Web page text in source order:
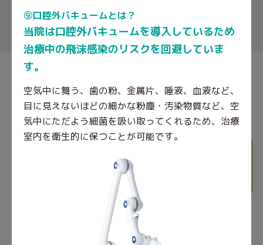
各種保険取扱 予約制
歯科
歯科口腔外科 矯正歯科 小児歯科
通いやすく、安全な環境でお待ちしています。
キッズスペース完備、バリアフリー対応
⑨口腔外バキュームとは？
当院は口腔外バキュームを導入しているため
治療中の飛沫感染のリスクを回避していま
す。
空気中に舞う、歯の粉、金属片、唾液、血液など、
目に見えないほどの細かな粉塵・汚染物質など、 空
気中にただよう細菌を吸い取ってくれるため、 治療
室内を衛生的に保つことが可能です。